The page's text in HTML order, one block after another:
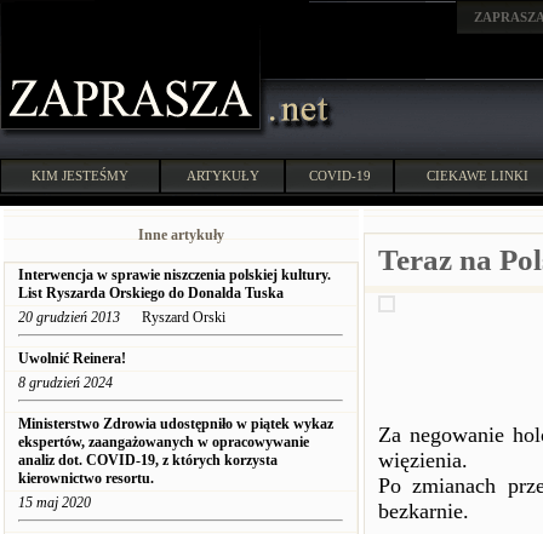
KIM JESTEŚMY ARTYKUŁY COVID-19 CIEKAWE LINKI
Inne artykuły
Interwencja w sprawie niszczenia polskiej kultury.
List Ryszarda Orskiego do Donalda Tuska
20 grudzień 2013 Ryszard Orski
Uwolnić Reinera!
8 grudzień 2024
Ministerstwo Zdrowia udostępniło w piątek wykaz
ekspertów, zaangażowanych w opracowywanie
analiz dot. COVID-19, z których korzysta
kierownictwo resortu.
15 maj 2020
Teraz na
Za negowanie
więzienia.
Po zmianach
bezkarnie.